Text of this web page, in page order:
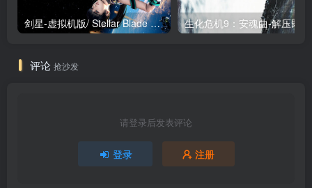
剑星-虚拟机版/ Stellar Blade v1.4.1|Build.19963153 终极版新补丁 送修改器 免安装中文版
评论 抢沙发
请登录后发表评论
登录 注册